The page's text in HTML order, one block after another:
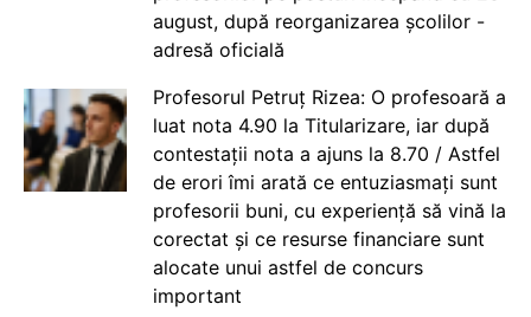
august, după reorganizarea școlilor -
adresă oficială
Profesorul Petruț Rizea: O profesoară a
luat nota 4.90 la Titularizare, iar după
contestații nota a ajuns la 8.70 / Astfel
de erori îmi arată ce entuziasmați sunt
profesorii buni, cu experiență să vină la
corectat și ce resurse financiare sunt
alocate unui astfel de concurs
important